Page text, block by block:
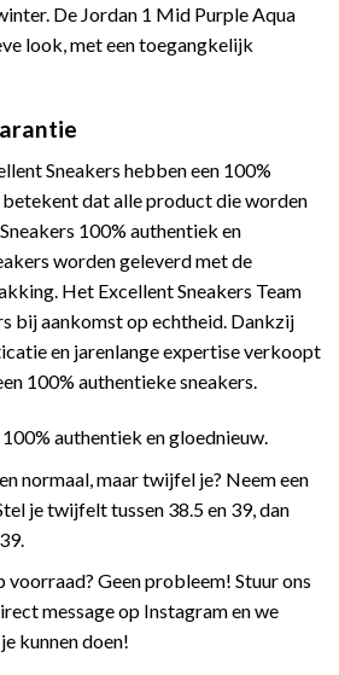
De Jordan 1 Mid Purple Aqua
look, met een toegangkelijk
Sneakers hebben een 100%
dat alle product die worden
100% authentiek en
worden geleverd met de
Het Excellent Sneakers Team
bij aankomst op echtheid. Dankzij
en jarenlange expertise verkoopt
100% authentieke sneakers.
authentiek en gloednieuw.
normaal, maar twijfel je? Neem een
je twijfelt tussen 38.5 en 39, dan
voorraad? Geen probleem! Stuur ons
message op Instagram en we
kunnen doen!